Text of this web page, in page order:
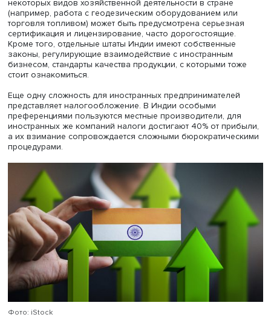
Индия и Россия еще с 2010 года развивают
партнерство, которое дает свои плоды: товарооборот
стран вырос в 6 раз за пять лет (и достиг 64 млрд
2024 году), а в перспективе до 2030 года страны
довести этот показатель до 100 млрд долларов.
В процессе открытия собственного дела в Индии
предпринимателю придется прорываться через
индийского законодательства, отмечает Ольга Харина.
некоторых видов хозяйственной деятельности в стране
торговля топливом) может быть предусмотрена
сертификация и лицензирование, часто дорогостоящие.
Кроме того, отдельные штаты Индии имеют собственные
законы, регулирующие взаимодействие с иностранным
бизнесом, стандарты качества продукции, с которыми
стоит ознакомиться.
Еще одну сложность для иностранных
представляет налогообложение. В Индии особыми
преференциями пользуются местные производители,
иностранных же компаний налоги достигают 40% от
а их взимание сопровождается сложными
процедурами.